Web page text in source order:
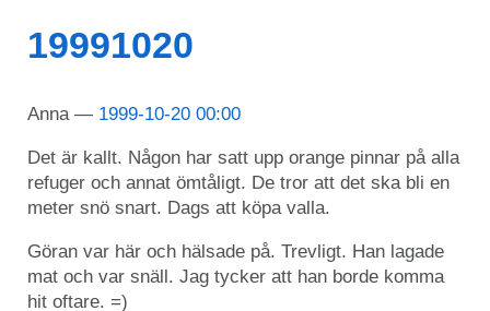
19991020
Anna 1999-10-20 00:00
Det är kallt. Någon har satt upp orange pinnar på alla
refuger och annat ömtåligt. De tror att det ska bli en
meter snö snart. Dags att köpa valla.
Göran var här och hälsade på. Trevligt. Han lagade
mat och var snäll. Jag tycker att han borde komma
hit oftare. =)